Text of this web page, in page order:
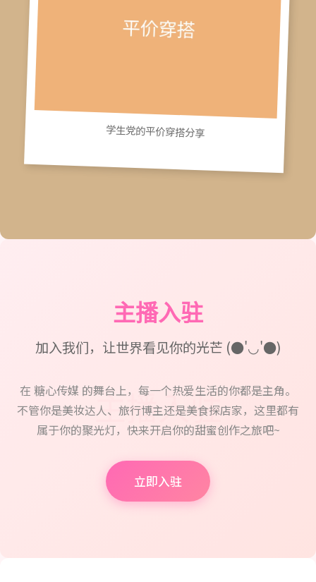
学生党的平价穿搭分享
主播入驻
加入我们，让世界看见你的光芒 (●'◡'●)
在 糖心传媒 的舞台上，每一个热爱生活的你都是主角。
不管你是美妆达人、旅行博主还是美食探店家，这里都有
属于你的聚光灯，快来开启你的甜蜜创作之旅吧~
立即入驻